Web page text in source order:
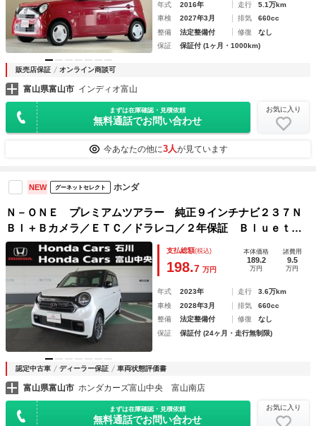
年式 2016年 走行
5.1万km
車検
2027年3月 排気
660cc
整備
法定整備付 修復
なし
保証
保証付 (1ヶ月・1000km)
販売店保証 オンライン商談可
富山県富山市 インディオ富山
まずは在庫確認・見積依頼
無料通話でお問い合わせ
お気に入り
今あなたの他に3人が見ています
NEW グーネットセレクト ホンダ
Ｎ－ＯＮＥ プレミアムツアラー 純正９インチナビ２３７Ｎ
ＢＩ＋Ｂカメラ／ＥＴＣ／ドラレコ／２年保証 Ｂｌｕｅｔｏ
ｏｔｈ接続 ハーフレザー 衝突被害軽減ブレーキ ＬＥＤ
オートハイビーム スマ－トキ－ オートライト ナビＴＶ
支払総額(税込)
198.7 万円
本体価格
189.2
万円
諸費用
9.5
万円
年式 2023年 走行
3.6万km
車検
2028年3月 排気
660cc
整備
法定整備付 修復
なし
保証
保証付 (24ヶ月・走行無制限)
認定中古車 ディーラー保証 車両状態評価書
富山県富山市 ホンダカーズ富山中央 富山南店
まずは在庫確認・見積依頼
無料通話でお問い合わせ
お気に入り